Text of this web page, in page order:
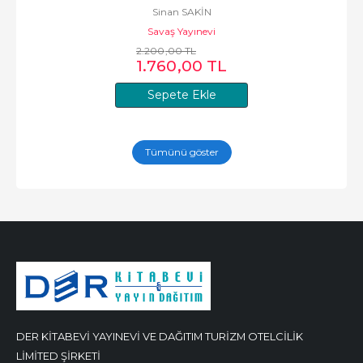
Sepete Ekle
Sinan SAKİN
Savaş Yayınevi
2.200,00TL
1.760,00 TL
Tümünü göster
DER KİTABEVİ YAYINEVİ VE DAĞITIM TURİZM OTELCİLİK
LİMİTED ŞİRKETİ